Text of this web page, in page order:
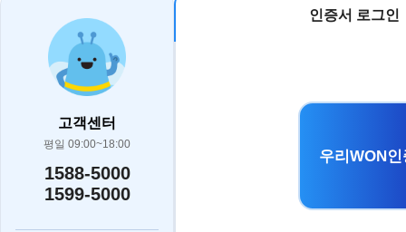
고객센터
평일 09:00~18:00
1588-5000
1599-5000
인증서 로그인
우리WON